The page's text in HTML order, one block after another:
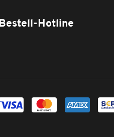
Bestell-Hotline